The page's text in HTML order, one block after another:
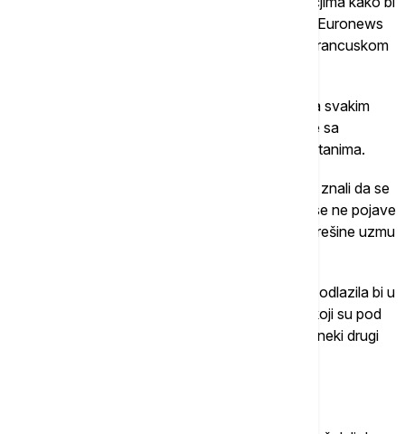
ih 'obnovile' i vratile njihovu vrednost", kaže za Euronews
Srbija Ćincija Lozavio, doktorant geografije na francuskom
Naravno, pošto je bilo nemoguće razgovarati sa svakim
ponaosob, obično su starešine sela pregovarale sa
vlastima o visini svote koja će biti isplaćena meštanima.
Jedini problem je u tome što seljaci često nisu ni znali da se
vode razgovori o njihovoj budućnosti, sve dok se ne pojave
bageri i buldožeri. Dešavalo se ponekad i da starešine uzmu
Zemlja koja bi bila nacionalizovana ovim putem, odlazila bi u
ruke investicionih fondova ili građevinskih firmi koji su pod
kontrolom Komunističke partije, ili su joj bliski na neki drugi